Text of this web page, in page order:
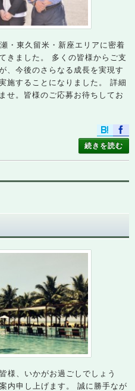
・東久留米・新座エリアに密着
きました。 多くの皆様からご支
、今後のさらなる成長を実現す
施することになりました。 詳細
せ。皆様のご応募お待ちしてお
続きを読む
様、いかがお過ごしでしょう
内申し上げます。 誠に勝手なが